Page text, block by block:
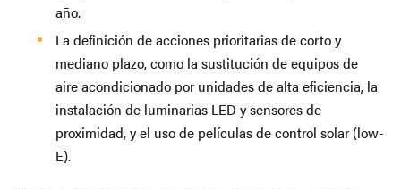
año.
La definición de acciones prioritarias de corto y
mediano plazo, como la sustitución de equipos de
aire acondicionado por unidades de alta eficiencia, la
instalación de luminarias LED y sensores de
proximidad, y el uso de películas de control solar (low-
E).